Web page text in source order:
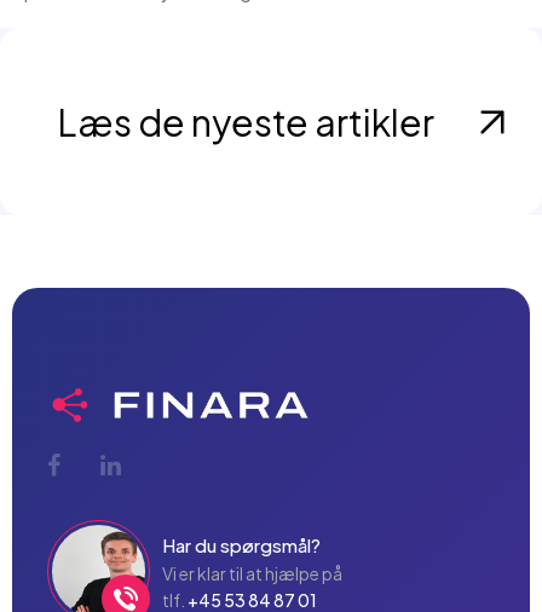
Læs de nyeste artikler
Har du spørgsmål?
Vi er klar til at hjælpe på
tlf. +45 53 84 87 01